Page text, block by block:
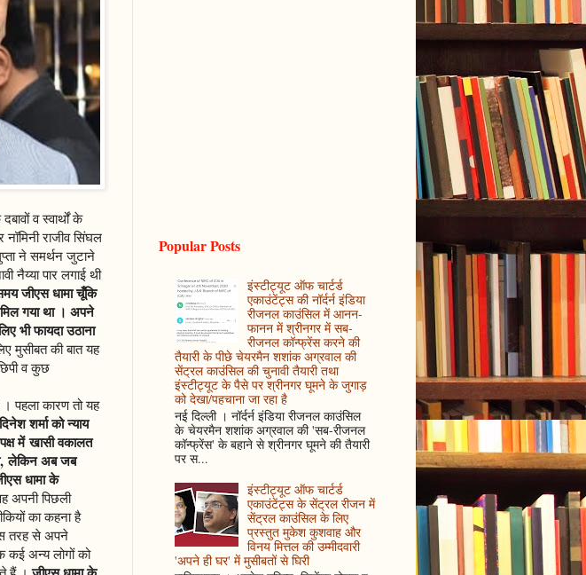
व स्वार्थों के
राजीव सिंघल
ने समर्थन जुटाने
नैय्या पार लगाई थी
जीएस धामा चूँकि
गया था । अपने
भी फायदा उठाना
मुसीबत की बात यह
व कुछ
। पहला कारण तो यह
शर्मा को न्याय
में खासी वकालत
लेकिन अब जब
धामा के
अपनी पिछली
का कहना है
तरह से अपने
कई अन्य लोगों को
Popular Posts
इंस्टीट्यूट ऑफ चार्टर्ड
एकाउंटेंट्स की नॉर्दर्न इंडिया
रीजनल काउंसिल में आनन-
फानन में श्रीनगर में सब-
रीजनल कॉन्फ्रेंस करने की
तैयारी के पीछे चेयरमैन शशांक अग्रवाल की
सेंट्रल काउंसिल की चुनावी तैयारी तथा
इंस्टीट्यूट के पैसे पर श्रीनगर घूमने के जुगाड़
को देखा/पहचाना जा रहा है
नई दिल्ली । नॉर्दर्न इंडिया रीजनल काउंसिल
के चेयरमैन शशांक अग्रवाल की 'सब-रीजनल
कॉन्फ्रेंस' के बहाने से श्रीनगर घूमने की तैयारी
पर स...
इंस्टीट्यूट ऑफ चार्टर्ड
एकाउंटेंट्स के सेंट्रल रीजन में
सेंट्रल काउंसिल के लिए
प्रस्तुत मुकेश कुशवाह और
विनय मित्तल की उम्मीदवारी
'अपने ही घर' में मुसीबतों से घिरी